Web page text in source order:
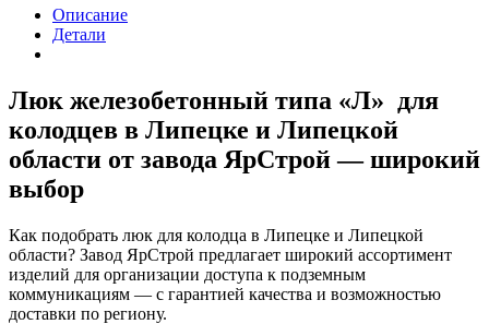
Описание
Детали
Люк железобетонный типа «Л» для
колодцев в Липецке и Липецкой
области от завода ЯрСтрой — широкий
выбор
Как подобрать люк для колодца в Липецке и Липецкой
области? Завод ЯрСтрой предлагает широкий ассортимент
изделий для организации доступа к подземным
коммуникациям — с гарантией качества и возможностью
доставки по региону.